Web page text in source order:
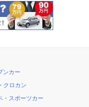
ンカー
クロカン
・スポーツカー